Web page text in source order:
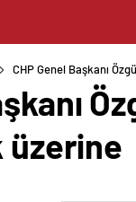
CHP Genel Başkanı